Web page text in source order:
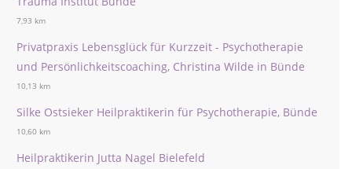
7,93 km
Privatpraxis Lebensglück für Kurzzeit - Psychotherapie
und Persönlichkeitscoaching, Christina Wilde in Bünde
10,13 km
Silke Ostsieker Heilpraktikerin für Psychotherapie, Bünde
10,60 km
Heilpraktikerin Jutta Nagel Bielefeld